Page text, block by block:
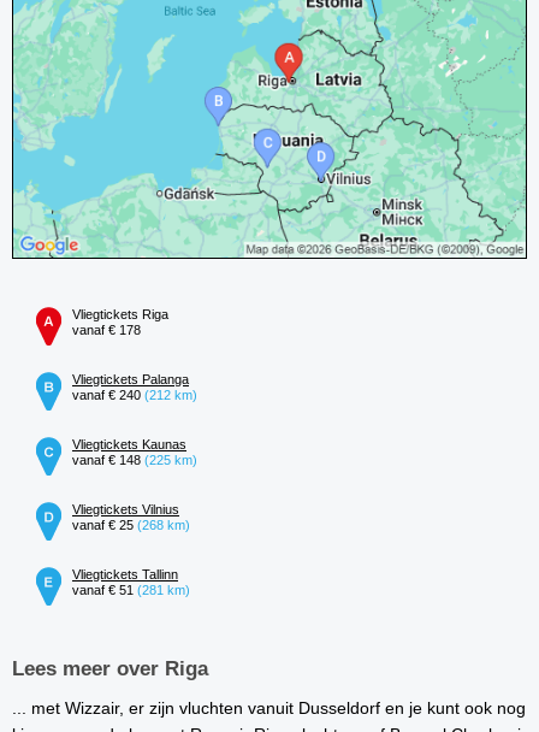
Vliegtickets Riga
vanaf € 178
Vliegtickets Palanga
vanaf € 240 (212 km)
Vliegtickets Kaunas
vanaf € 148 (225 km)
Vliegtickets Vilnius
vanaf € 25 (268 km)
Vliegtickets Tallinn
vanaf € 51 (281 km)
Lees meer over Riga
... met Wizzair, er zijn vluchten vanuit Dusseldorf en je kunt ook nog